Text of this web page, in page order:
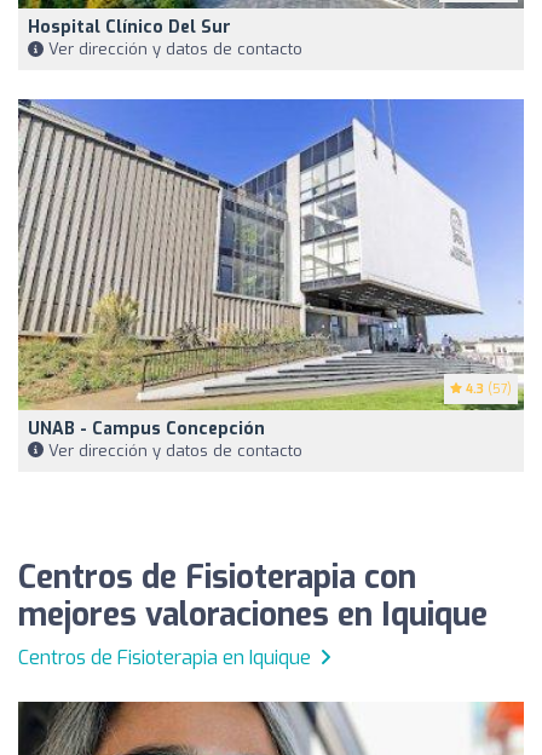
Hospital Clínico Del Sur
Ver dirección y datos de contacto
4.3 (57)
UNAB - Campus Concepción
Ver dirección y datos de contacto
Centros de Fisioterapia con
mejores valoraciones en Iquique
Centros de Fisioterapia en Iquique